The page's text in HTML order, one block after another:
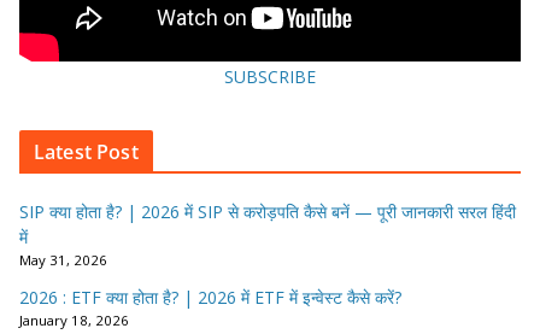
SUBSCRIBE
Latest Post
SIP क्या होता है? | 2026 में SIP से करोड़पति कैसे बनें — पूरी जानकारी सरल हिंदी
में
May 31, 2026
2026 : ETF क्या होता है? | 2026 में ETF में इन्वेस्ट कैसे करें?
January 18, 2026